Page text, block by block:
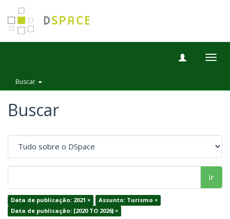
Buscar
Buscar
Ir
Data de publicação: 2021 ×
Assunto: Turismo ×
Data de publicação: [2020 TO 2026] ×